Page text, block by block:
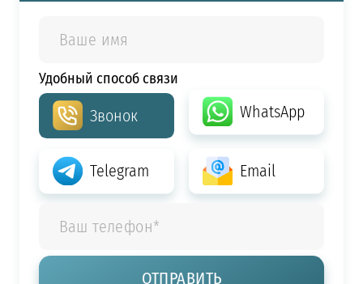
Удобный способ связи
Звонок WhatsApp
Telegram Email